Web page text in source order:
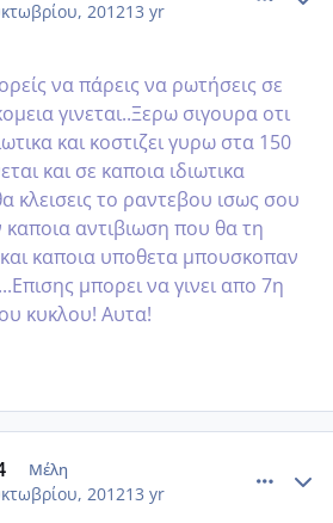
201213 yr
να πάρεις να ρωτήσεις σε
γινεται..Ξερω σιγουρα οτι
και κοστιζει γυρω στα 150
και σε καποια ιδιωτικα
κλεισεις το ραντεβου ισως σου
αντιβιωση που θα τη
και καποια υποθετα μπουσκοπαν
μπορει να γινει απο 7η
κυκλου! Αυτα!
Μέλη
201213 yr